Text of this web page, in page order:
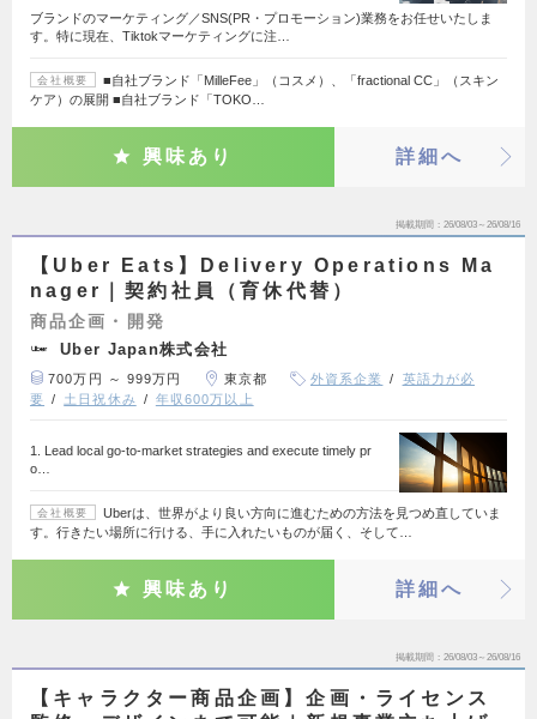
ブランドのマーケティング／SNS(PR・プロモーション)業務をお任せいたしま
す。特に現在、Tiktokマーケティングに注…
会社概要
■自社ブランド「MilleFee」（コスメ）、「fractional CC」（スキン
ケア）の展開 ■自社ブランド「TOKO…
興味あり 詳細へ
掲載期間 26/08/03～26/08/16
【Uber Eats】Delivery Operations Ma
nager｜契約社員（育休代替）
商品企画・開発
Uber Japan株式会社
700万円 ～ 999万円 東京都 外資系企業
英語力が必
要
土日祝休み 年収600万以上
1. Lead local go-to-market strategies and execute timely pr
o…
会社概要
Uberは、世界がより良い方向に進むための方法を見つめ直していま
す。行きたい場所に行ける、手に入れたいものが届く、そして…
興味あり 詳細へ
掲載期間 26/08/03～26/08/16
【キャラクター商品企画】企画・ライセンス